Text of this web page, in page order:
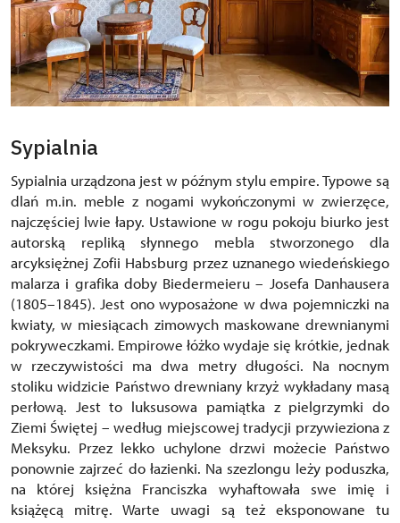
Sypialnia
Sypialnia urządzona jest w późnym stylu empire. Typowe są
dlań m.in. meble z nogami wykończonymi w zwierzęce,
najczęściej lwie łapy. Ustawione w rogu pokoju biurko jest
autorską repliką słynnego mebla stworzonego dla
arcyksiężnej Zofii Habsburg przez uznanego wiedeńskiego
malarza i grafika doby Biedermeieru – Josefa Danhausera
(1805–1845). Jest ono wyposażone w dwa pojemniczki na
kwiaty, w miesiącach zimowych maskowane drewnianymi
pokryweczkami. Empirowe łóżko wydaje się krótkie, jednak
w rzeczywistości ma dwa metry długości. Na nocnym
stoliku widzicie Państwo drewniany krzyż wykładany masą
perłową. Jest to luksusowa pamiątka z pielgrzymki do
Ziemi Świętej – według miejscowej tradycji przywieziona z
Meksyku. Przez lekko uchylone drzwi możecie Państwo
ponownie zajrzeć do łazienki. Na szezlongu leży poduszka,
na której księżna Franciszka wyhaftowała swe imię i
książęcą mitrę. Warte uwagi są też eksponowane tu